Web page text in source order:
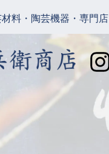
料・陶芸機器・専門店